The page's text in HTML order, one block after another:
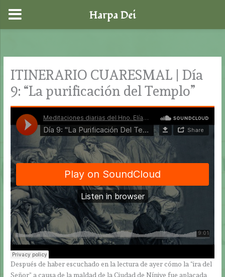
contenido
ITINERARIO CUARESMAL | Día
9: “La purificación del Templo”
Después de haber escuchado en la lectura de ayer cómo la “ira del
Señor” a causa de la maldad de la Ciudad de Nínive fue aplacada
Harpa Dei